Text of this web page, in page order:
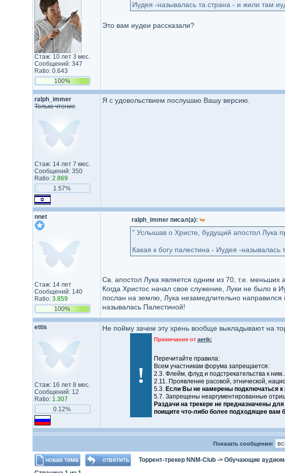
Стаж: 10 лет 3 мес.
Сообщений: 347
Ratio: 0.643
100%
Иудея -называлась та страна - и жили там
Это вам иудеи рассказали?
ralph_immer
Только чтение
Стаж: 14 лет 7 мес.
Сообщений: 350
Ratio: 2.869
1.57%
Я с удовольствием послушаю Вашу версию.
nnet
Стаж: 14 лет
Сообщений: 140
Ratio: 3.859
100%
ralph_immer писал(а):
" Услышав о Христе, будущий апостол Лука
Какая к богу палестина - Иудея -
Св. апостол Лука является одним из 70, т.е.
Когда Христос начал свое служение, Луки не было в
послан на землю, Лука незамедлительно
называлась Палестиной!
ettis
Стаж: 16 лет 8 мес.
Сообщений: 12
Ratio: 1.307
0.12%
Не пойму зачем эту хрень вообще выкладывают на
!
Примечание от aerik:
Перечитайте правила:
Всем участникам форума запрещается:
2.3. Флейм, флуд и подстрекательства к
2.11. Проявление расовой, этнической,
5.3. Если Вы не намерены подключаться к
5.7. Запрещены неаргументированные
Раздачи на трекере не предназначены
поищите что-либо более подходящее вам
Показать сообщения:
Торрент-трекер NNM-Club-> Обучающие